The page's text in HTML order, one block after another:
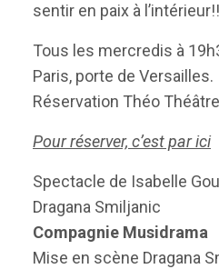
sentir en paix à
Tous les mercredis à
Paris, porte de Versailles.
Réservation Théo
Pour réserver, c’est par ici
Spectacle de Isabelle
Dragana Smiljanic
Compagnie Musidrama
Mise en scène Dragana